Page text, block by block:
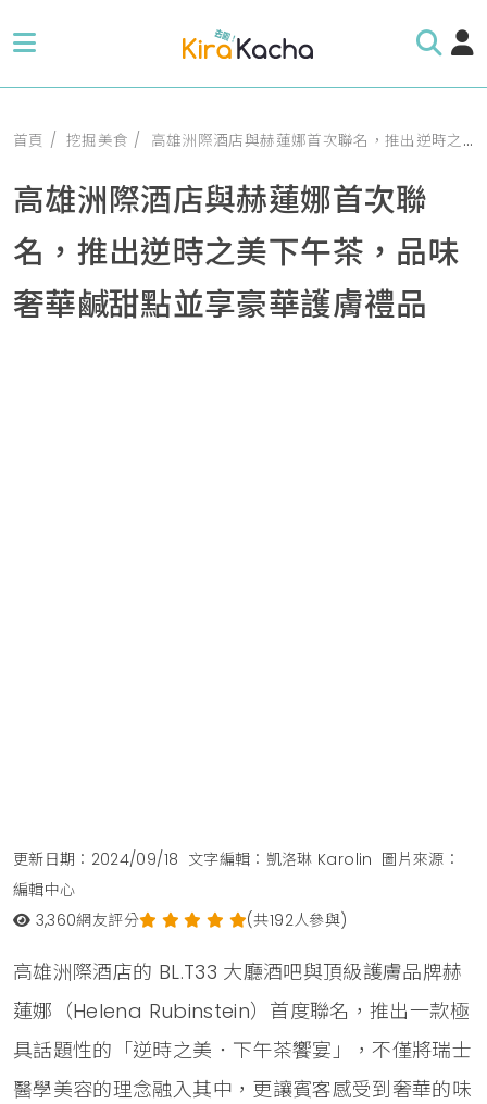
首頁 挖掘美食 高雄洲際酒店與赫蓮娜首次聯名，推出逆時之美下午茶，品味奢華鹹甜點並享豪華護膚禮品
高雄洲際酒店與赫蓮娜首次聯
名，推出逆時之美下午茶，品味
奢華鹹甜點並享豪華護膚禮品
更新日期：2024/09/18 文字編輯：凱洛琳 Karolin 圖片來源：
編輯中心
3,360網友評分 (共192人參與)
高雄洲際酒店的 BL.T33 大廳酒吧與頂級護膚品牌赫
蓮娜（Helena Rubinstein）首度聯名，推出一款極
具話題性的「逆時之美．下午茶饗宴」，不僅將瑞士
醫學美容的理念融入其中，更讓賓客感受到奢華的味